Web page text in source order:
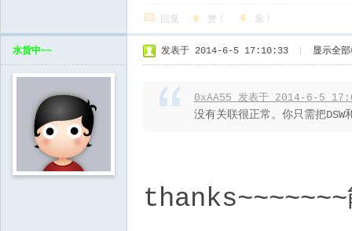
回复 赞！ 靠！
水货中~~ 发表于 2014-6-5 17:10:33 显示全
0xAA55 发表于 2014-6-5
没有关联很正常。你只需把
thanks~~~~~~~